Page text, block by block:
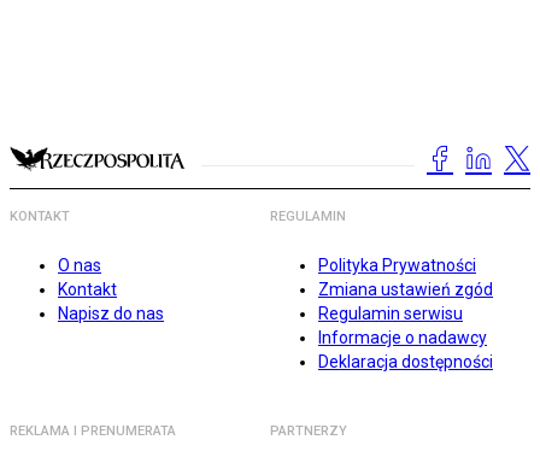
KONTAKT
O nas
Kontakt
Napisz do nas
REGULAMIN
Polityka Prywatności
Zmiana ustawień zgód
Regulamin serwisu
Informacje o nadawcy
Deklaracja dostępności
REKLAMA I PRENUMERATA PARTNERZY